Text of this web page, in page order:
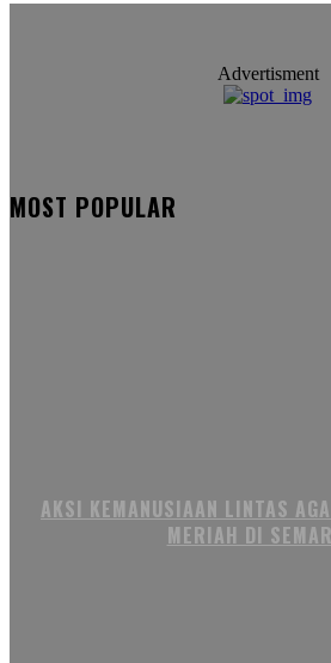
Advertisment
MOST POPULAR
AKSI KEMANUSIAAN LINTAS
MERIAH DI